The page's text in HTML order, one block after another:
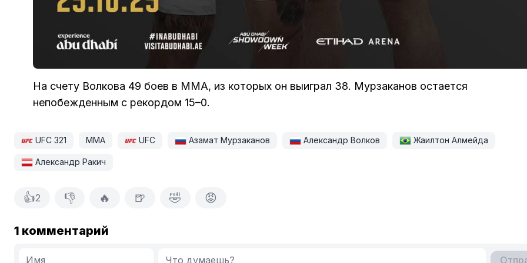
На счету Волкова 49 боев в ММА, из которых он выиграл 38. Мурзаканов остается
непобежденным с рекордом 15–0.
UFC 321 ММА UFC Азамат Мурзаканов Александр Волков Жаилтон Алмейда
Александр Ракич
👍2 👎 🔥 🍺 🤣 😡
1 комментарий